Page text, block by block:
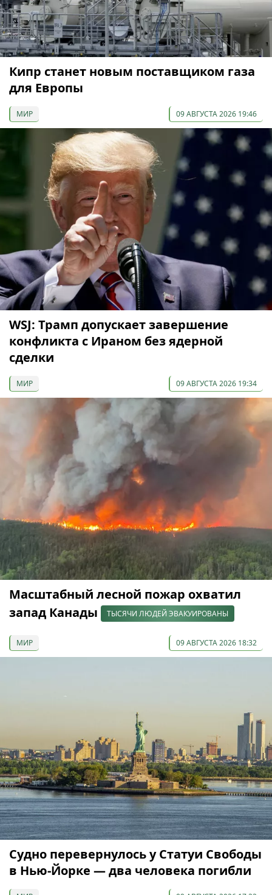
Кипр станет новым поставщиком газа
для Европы
МИР 09 АВГУСТА 2026 19:46
WSJ: Трамп допускает завершение
конфликта с Ираном без ядерной
сделки
МИР 09 АВГУСТА 2026 19:34
Масштабный лесной пожар охватил
запад Канады
ТЫСЯЧИ ЛЮДЕЙ ЭВАКУИРОВАНЫ
МИР 09 АВГУСТА 2026 18:32
Судно перевернулось у Статуи Свободы
в Нью-Йорке — два человека погибли